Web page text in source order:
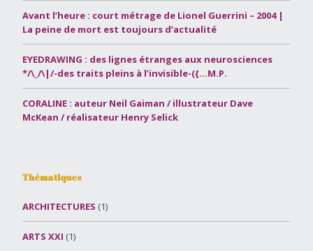
Avant l’heure : court métrage de Lionel Guerrini – 2004 |
La peine de mort est toujours d’actualité
EYEDRAWING : des lignes étranges aux neurosciences
*/\_/\|/-des traits pleins à l’invisible-({…M.P.
CORALINE : auteur Neil Gaiman / illustrateur Dave
McKean / réalisateur Henry Selick
Thématiques
ARCHITECTURES (1)
ARTS XXI (1)